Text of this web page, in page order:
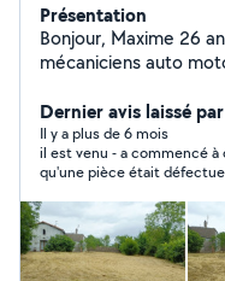
Présentation
Bonjour, Maxime 26
mécaniciens auto
transport en commun
en tous genres ne pas hésiter à me contacter Tonte
Débroussaillage Location de matériel Dépannage a
domicile
Dernier avis laissé
Il y a plus de 6 mois
il est venu - a commencé à démonter la moto - a constaté
qu'une pièce était défectueuse - a empoché 50 €
!